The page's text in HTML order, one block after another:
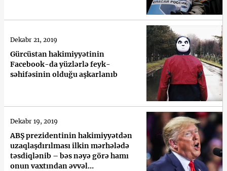
Gürcüstan hakimiyyətinin
Facebook-da yüzlərlə feyk-
səhifəsinin olduğu aşkarlanıb
Dekabr 21, 2019
ABŞ prezidentinin hakimiyyətdən
uzaqlaşdırılması ilkin mərhələdə
təsdiqlənib – bəs nəyə görə hamı
onun vaxtından əvvəl
Dekabr 19, 2019